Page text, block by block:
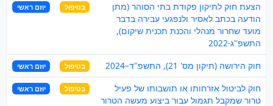
הצעת חוק לתיקון פקודת בתי הסוהר (מתן
הודעה בכתב לאסיר ולנפגעי עבירה בדבר
מועד שחרור מנהלי והכנת תכנית שיקום),
התשפ"ג-2022
בטיפול יוזם ראשי
חוק הירושה (תיקון מס' 21), התשפ"ד–2024 בטיפול יוזם ראשי
חוק לביטול אזרחותו או תושבותו של פעיל
טרור שמקבל תגמול עבור ביצוע מעשה הטרור
בטיפול יוזם ראשי